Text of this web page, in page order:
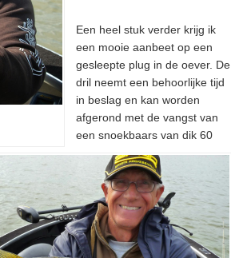
Een heel stuk verder krijg ik
een mooie aanbeet op een
gesleepte plug in de oever. De
dril neemt een behoorlijke tijd
in beslag en kan worden
afgerond met de vangst van
een snoekbaars van dik 60